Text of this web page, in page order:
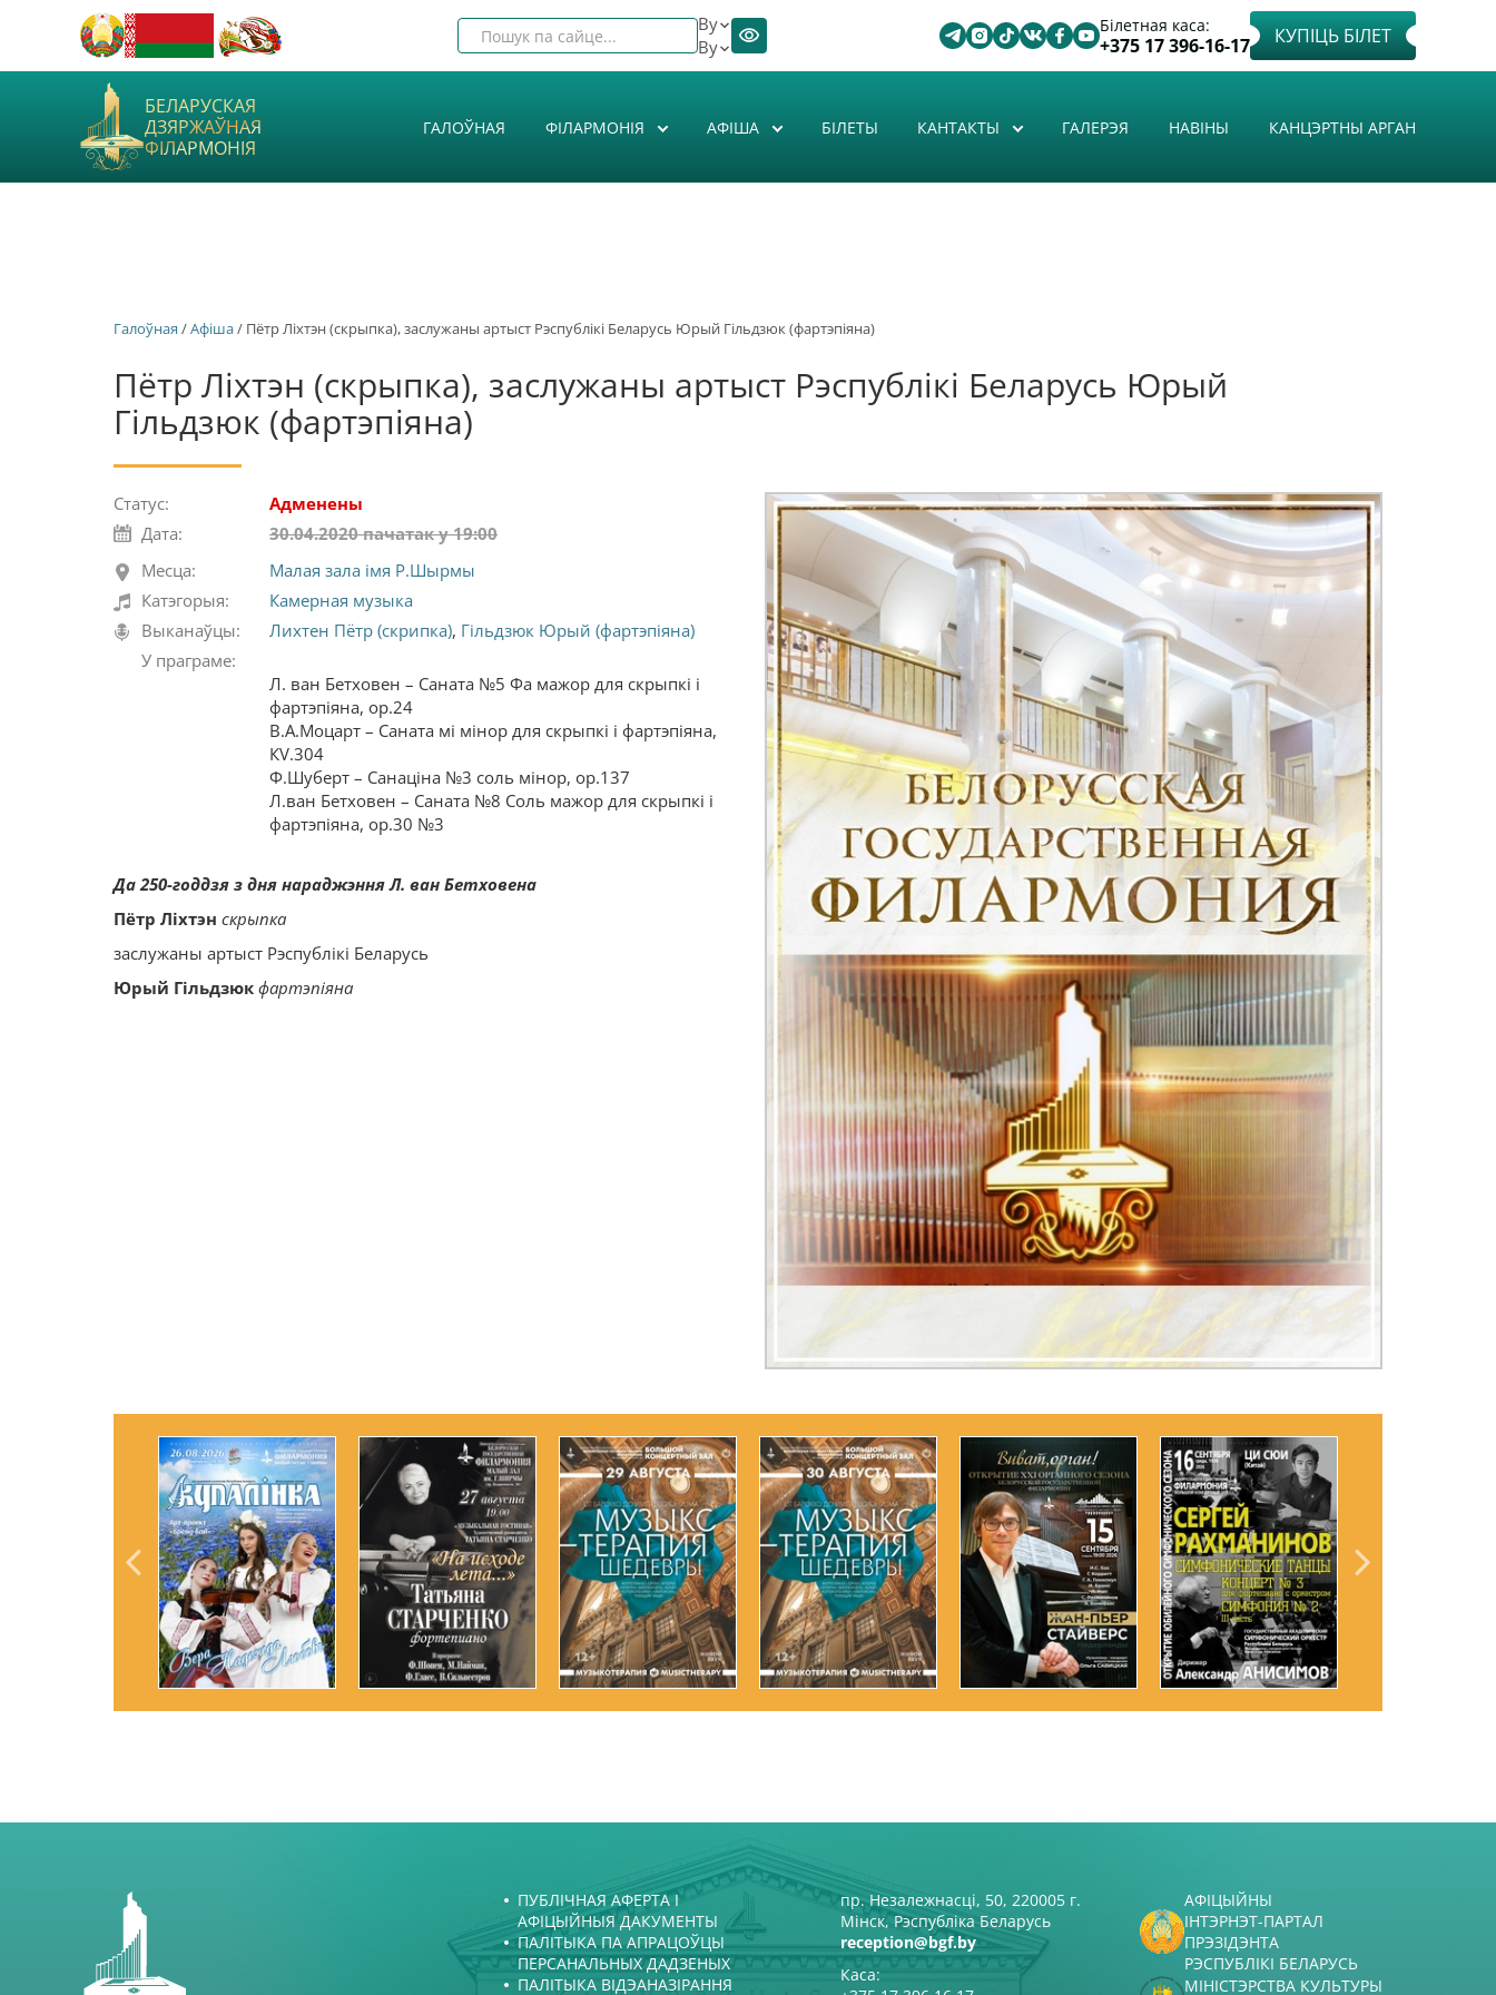
Білетная каса:
+375 17 396-16-17 КУПІЦЬ БІЛЕТ
By
By
БЕЛАРУСКАЯ
ДЗЯРЖАЎНАЯ
ФІЛАРМОНІЯ
ГАЛОЎНАЯ ФІЛАРМОНІЯ АФIША БІЛЕТЫ КАНТАКТЫ ГАЛЕРЭЯ НАВІНЫ КАНЦЭРТНЫ АРГАН
Галоўная /Афiша/ Пётр Ліхтэн (скрыпка), заслужаны артыст Рэспублікі Беларусь Юрый Гільдзюк (фартэпіяна)
Пётр Ліхтэн (скрыпка), заслужаны артыст Рэспублікі Беларусь Юрый
Гільдзюк (фартэпіяна)
Статус:
Адменены
Дата:
30.04.2020 пачатак у 19:00
Месца:
Малая зала імя Р.Шырмы
Катэгорыя:
Камерная музыка
Выканаўцы:
Лихтен Пётр (скрипка), Гільдзюк Юрый (фартэпіяна)
У праграме:
Л. ван Бетховен – Саната №5 Фа мажор для скрыпкі і
фартэпіяна, оp.24
В.А.Моцарт – Саната мі мінор для скрыпкі і фартэпіяна,
КV.304
Ф.Шуберт – Санаціна №3 соль мінор, ор.137
Л.ван Бетховен – Саната №8 Соль мажор для скрыпкі і
фартэпіяна, ор.30 №3
Да 250-годдзя з дня нараджэння Л. ван Бетховена
Пётр Ліхтэн скрыпка
заслужаны артыст Рэспублікі Беларусь
Юрый Гільдзюк фартэпіяна
ПУБЛІЧНАЯ АФЕРТА І
АФІЦЫЙНЫЯ ДАКУМЕНТЫ
ПАЛІТЫКА ПА АПРАЦОЎЦЫ
ПЕРСАНАЛЬНЫХ ДАДЗЕНЫХ
ПАЛІТЫКА ВІДЭАНАЗІРАННЯ
пр. Незалежнасці, 50, 220005 г.
Мінск, Рэспубліка Беларусь
reception@bgf.by
Каса:
АФІЦЫЙНЫ
ІНТЭРНЭТ-ПАРТАЛ
ПРЭЗІДЭНТА
РЭСПУБЛІКІ БЕЛАРУСЬ
МІНІСТЭРСТВА КУЛЬТУРЫ